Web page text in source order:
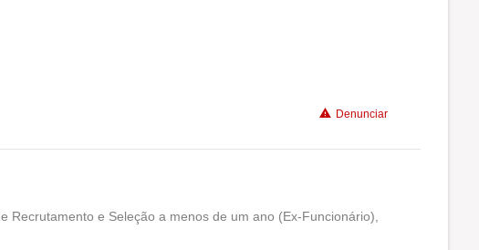
Denunciar
Recrutamento e Seleção a menos de um ano (Ex-Funcionário),